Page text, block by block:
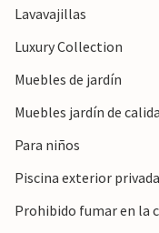
Nota: Este
Esto significa que es
de la UE en materia
cliente y su estancia
alojamiento con un
Lavavajillas
Luxury Collection
Muebles de jardín
Muebles jardín de
Para niños
Piscina exterior privada
Prohibido fumar en la